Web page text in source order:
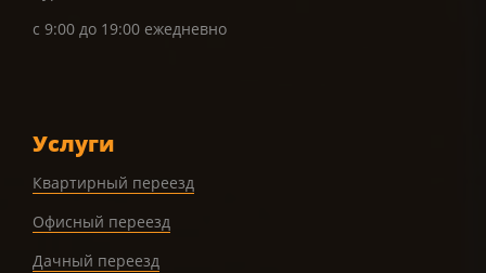
с 9:00 до 19:00 ежедневно
Услуги
Квартирный переезд
Офисный переезд
Дачный переезд